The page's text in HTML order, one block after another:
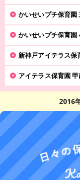
かいせいプチ保育園
かいせいプチ保育園
新神戸アイテラス保
アイテラス保育園
2016